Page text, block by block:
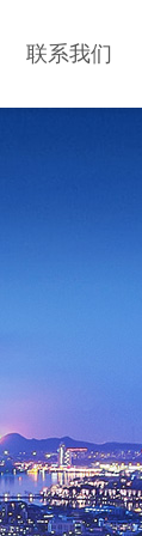
联系我们